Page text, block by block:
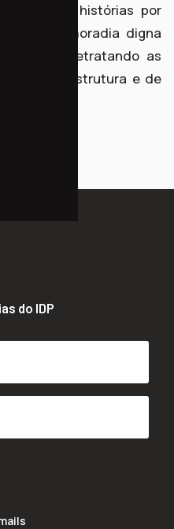
diferentes histórias por
à moradia digna
retratando as
falta de estrutura e de
do IDP